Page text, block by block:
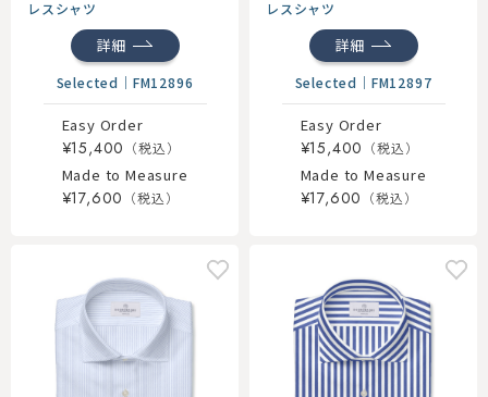
レスシャツ
詳細
Selected ｜ FM12896
Easy Order
¥15,400
Made to Measure
¥17,600
レスシャツ
詳細
Selected ｜ FM12897
Easy Order
¥15,400
Made to Measure
¥17,600